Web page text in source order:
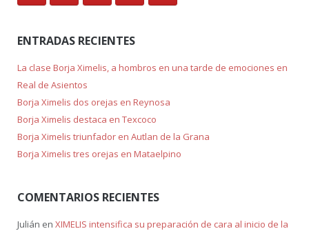
ENTRADAS RECIENTES
La clase Borja Ximelis, a hombros en una tarde de emociones en
Real de Asientos
Borja Ximelis dos orejas en Reynosa
Borja Ximelis destaca en Texcoco
Borja Ximelis triunfador en Autlan de la Grana
Borja Ximelis tres orejas en Mataelpino
COMENTARIOS RECIENTES
Julián en XIMELIS intensifica su preparación de cara al inicio de la